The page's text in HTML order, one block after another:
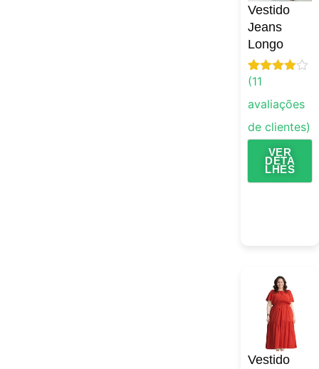
Vestido
Jeans
Longo
Avaliado
de 5, com
em
11
avaliações
de clientes
(11
avaliações
de clientes)
VER
DETA
LHES
Vestido